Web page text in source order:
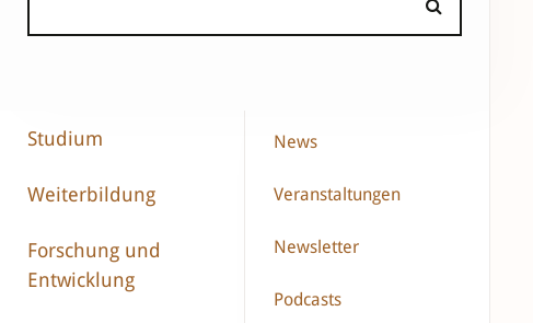
Studium
Weiterbildung
Forschung und
Entwicklung
News
Veranstaltungen
Newsletter
Podcasts